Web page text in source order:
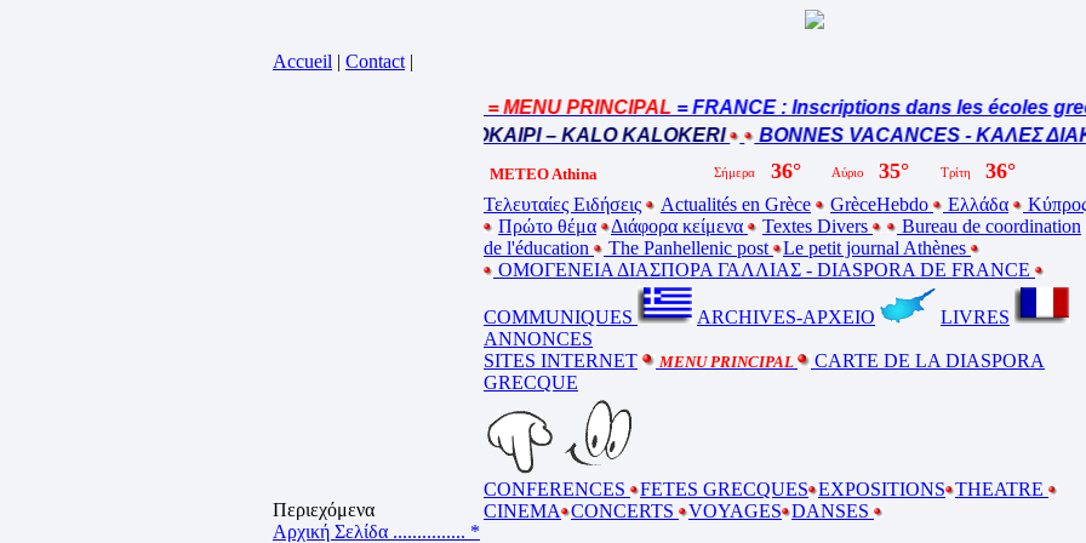
Accueil | Contact |
Περιεχόμενα
Αρχική Σελίδα ............... *
= MENU PRINCIPAL= FRANCE : Inscriptions dans les écoles
BEL ETE – ΚΑΛΟ ΚΑΛΟΚΑΙΡΙ – KALO KALOKERI
BONNES VACANCES - ΚΑΛΕΣ
METEO Athina
Τελευταίες Ειδήσεις Actualités en Grèce GrèceHebdo Ελλάδα
Πρώτο θέμα
Διάφορα κείμενα Textes Divers
Bureau de coordination
de l'éducation
The Panhellenic post
Le petit journal Athènes
ΟΜΟΓΕΝΕΙΑ ΔΙΑΣΠΟΡΑ ΓΑΛΛΙΑΣ - DIASPORA DE FRANCE
COMMUNIQUES ARCHIVES-ΑΡΧΕΙΟ
LIVRES
ANNONCES
SITES INTERNET
MENU PRINCIPAL
CARTE DE LA DIASPORA
GRECQUE
CONFERENCES FETES GRECQUES EXPOSITIONS THEATRE
CINEMA CONCERTS VOYAGES DANSES